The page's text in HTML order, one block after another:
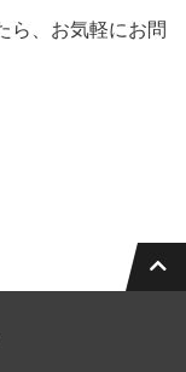
ら、お気軽にお問